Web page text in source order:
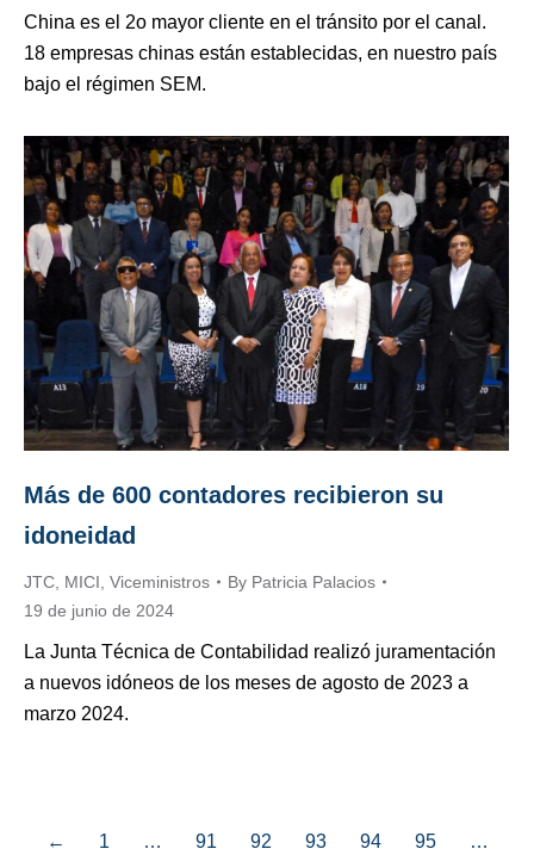
China es el 2o mayor cliente en el tránsito por el canal.
18 empresas chinas están establecidas, en nuestro país
bajo el régimen SEM.
Más de 600 contadores recibieron su
idoneidad
JTC MICI Viceministros By Patricia Palacios
19 de junio de 2024
La Junta Técnica de Contabilidad realizó juramentación
a nuevos idóneos de los meses de agosto de 2023 a
marzo 2024.
← 1 … 91 92 93 94 95 …